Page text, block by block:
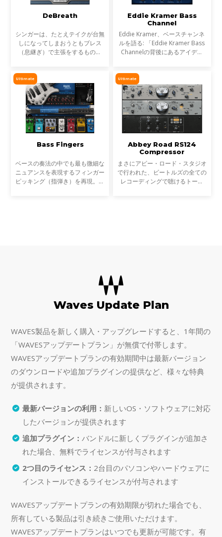
DeBreath
シンガーは、たとえテイクが台無
しになってしまおうともブレス
（息継ぎ）で主張をするもので
あるいは除去することができま
す。つまり、シンガーはエンジ
Eddie Kramer Bass
Channel
Eddie Kramer、ベースチャンネ
ルを語る: 「Eddie Kramer Bass
Channelの背後にあるアイデア
トベースを作り上げるというこ
と。一般的に中低域に特徴を
Ultimate
Bass Fingers
ベースの奏法の中でも最も微細な
ニュアンスを表現するフィンガー
ピッキング（指弾き）を再現。リ
Ultimate
Abbey Road RS124
Compressor
まさにアビー・ロード・スタジオ
で行われた、ビートルズの全ての
レコーディングで聴けるトーン
Waves Update Plan
WAVES製品を新しく購入・アップグレードすると、1年間の
「WAVESアップデートプラン」が無償で付帯します。
WAVESアップデートプランの有効期間中は最新バージョン
のダウンロードや追加プラグインの提供など、様々な特典
が提供されます。
最新バージョンの利用： 新しいOS・ソフトウェアに対応
したバージョンが提供されます
追加プラグイン： バンドルに新しくプラグインが追加さ
れた場合、無料でライセンスが付与されます
2つ目のライセンス： 2台目のパソコンやハードウェアに
インストールできるライセンスが付与されます
WAVESアップデートプランの有効期限が切れた場合でも、
所有している製品は引き続きご使用いただけます。
WAVESアップデートプランはいつでも更新が可能です。有